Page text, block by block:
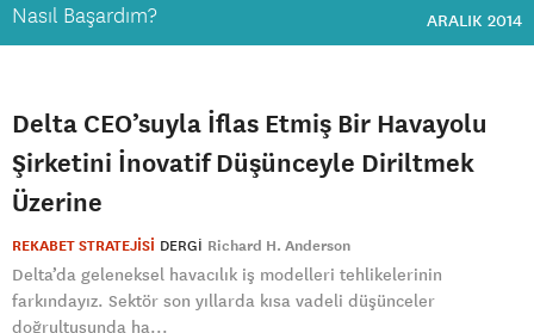
Nasıl Başardım? ARALIK 2014
Delta CEO’suyla İflas Etmiş Bir Havayolu
Şirketini İnovatif Düşünceyle Diriltmek
Üzerine
REKABET STRATEJİSİ DERGI Richard H. Anderson
Delta’da geleneksel havacılık iş modelleri tehlikelerinin
farkındayız. Sektör son yıllarda kısa vadeli düşünceler
doğrultusunda ha...